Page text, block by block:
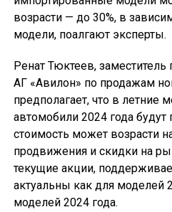
возрасти — до 30%, в
модели, поалгают эксперты.
Ренат Тюктеев, заместитель
АГ «Авилон» по продажам
предполагает, что в
автомобили 2024 года
стоимость может возрасти
продвижения и скидки на
текущие акции,
актуальны как для моделей
моделей 2024 года.